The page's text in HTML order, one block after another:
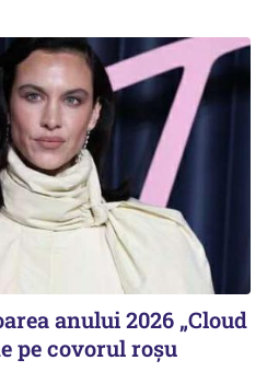
anului 2026 „Cloud
pe covorul roșu